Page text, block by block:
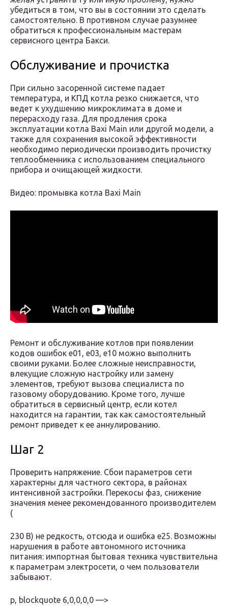
убедиться в том, что вы в состоянии это сделать
самостоятельно. В противном случае разумнее
обратиться к профессиональным мастерам
сервисного центра Бакси.
Обслуживание и прочистка
При сильно засоренной системе падает
температура, и КПД котла резко снижается, что
ведет к ухудшению микроклимата в доме и
перерасходу газа. Для продления срока
эксплуатации котла Baxi Main или другой модели, а
также для сохранения высокой эффективности
необходимо периодически производить прочистку
теплообменника с использованием специального
прибора и очищающей жидкости.
Видео: промывка котла Baxi Main
Ремонт и обслуживание котлов при появлении
кодов ошибок е01, е03, е10 можно выполнить
своими руками. Более сложные неисправности,
влекущие сложную настройку или замену
элементов, требуют вызова специалиста по
газовому оборудованию. Кроме того, лучше
обратиться в сервисный центр, если котел
находится на гарантии, так как самостоятельный
ремонт приведет к ее аннулированию.
Шаг 2
Проверить напряжение. Сбои параметров сети
характерны для частного сектора, в районах
интенсивной застройки. Перекосы фаз, снижение
значения менее рекомендованного производителем
(
230 В) не редкость, отсюда и ошибка е25. Возможны
нарушения в работе автономного источника
питания: импортная бытовая техника чувствительна
к параметрам электросети, о чем пользователи
забывают.
p, blockquote 6,0,0,0,0 —>